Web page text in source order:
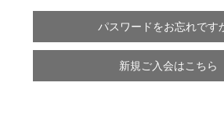
パスワードをお忘れです
新規ご入会はこちら